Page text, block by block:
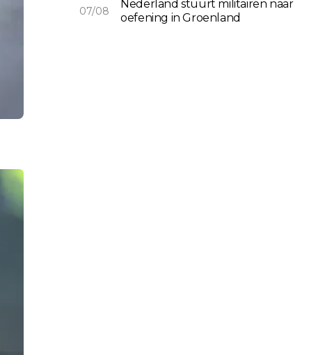
07/08
Nederland stuurt militairen naar
oefening in Groenland